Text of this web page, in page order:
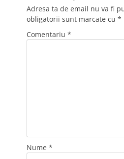
Adresa ta de email nu va fi
obligatorii sunt marcate cu *
Comentariu *
Nume *